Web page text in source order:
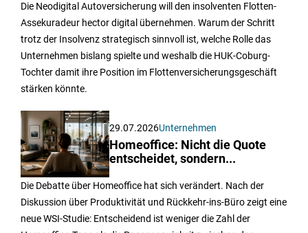
Die Neodigital Autoversicherung will den insolventen Flotten-
Assekuradeur hector digital übernehmen. Warum der Schritt
trotz der Insolvenz strategisch sinnvoll ist, welche Rolle das
Unternehmen bislang spielte und weshalb die HUK-Coburg-
Tochter damit ihre Position im Flottenversicherungsgeschäft
stärken könnte.
29.07.2026Unternehmen
Homeoffice: Nicht die Quote
entscheidet, sondern...
Die Debatte über Homeoffice hat sich verändert. Nach der
Diskussion über Produktivität und Rückkehr-ins-Büro zeigt eine
neue WSI-Studie: Entscheidend ist weniger die Zahl der